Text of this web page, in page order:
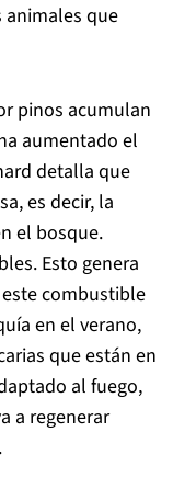
que
pinos acumulan
aumentado el
detalla que
es decir, la
el bosque.
Esto genera
este combustible
en el verano,
que están en
al fuego,
a regenerar